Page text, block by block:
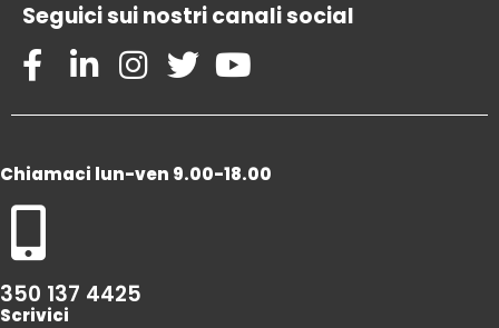
Seguici sui nostri canali social
Chiamaci lun-ven 9.00-18.00
350 137 4425
Scrivici